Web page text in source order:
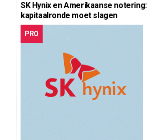
SK Hynix en Amerikaanse
kapitaalronde moet slagen
PRO